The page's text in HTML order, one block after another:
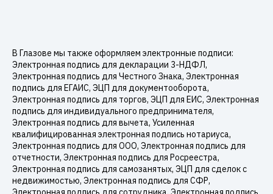
В Глазове мы также оформляем электронные подписи:
Электронная подпись для декларации 3-НДФЛ,
Электронная подпись для Честного Знака, Электронная
подпись для ЕГАИС, ЭЦП для документооборота,
Электронная подпись для торгов, ЭЦП для ЕИС, Электронная
подпись для индивидуального предпринимателя,
Электронная подпись для вычета, Усиленная
квалифицированная электронная подпись нотариуса,
Электронная подпись для ООО, Электронная подпись для
отчетности, Электронная подпись для Росреестра,
Электронная подпись для самозанятых, ЭЦП для сделок с
недвижимостью, Электронная подпись для СФР,